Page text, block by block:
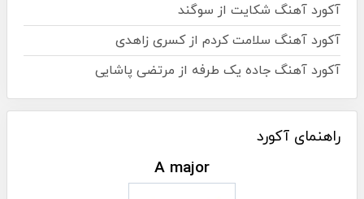
آکورد آهنگ شکایت از سوگند
آکورد آهنگ سلامت کردم از کسری زاهدی
آکورد آهنگ جاده یک طرفه از مرتضی پاشایی
راهنمای آکورد
A major